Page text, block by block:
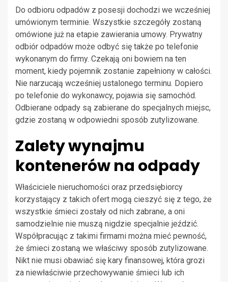
Do odbioru odpadów z posesji dochodzi we wcześniej
umówionym terminie. Wszystkie szczegóły zostaną
omówione już na etapie zawierania umowy. Prywatny
odbiór odpadów może odbyć się także po telefonie
wykonanym do firmy. Czekają oni bowiem na ten
moment, kiedy pojemnik zostanie zapełniony w całości.
Nie narzucają wcześniej ustalonego terminu. Dopiero
po telefonie do wykonawcy, pojawia się samochód.
Odbierane odpady są zabierane do specjalnych miejsc,
gdzie zostaną w odpowiedni sposób zutylizowane.
Zalety wynajmu
kontenerów na odpady
Właściciele nieruchomości oraz przedsiębiorcy
korzystający z takich ofert mogą cieszyć się z tego, że
wszystkie śmieci zostały od nich zabrane, a oni
samodzielnie nie muszą nigdzie specjalnie jeździć.
Współpracując z takimi firmami można mieć pewność,
że śmieci zostaną we właściwy sposób zutylizowane.
Nikt nie musi obawiać się kary finansowej, która grozi
za niewłaściwie przechowywanie śmieci lub ich